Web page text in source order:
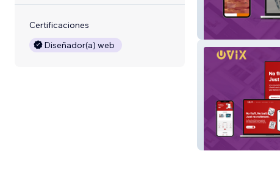
Certificaciones
Diseñador(a) web
Voxx Recruitment